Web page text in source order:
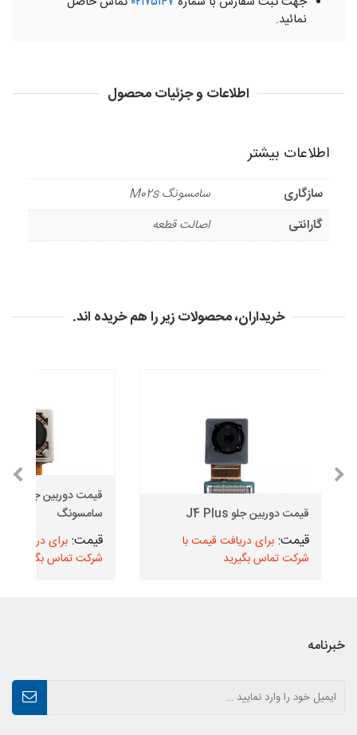
نمائید.
اطلاعات و جزئیات محصول
اطلاعات بیشتر
سازگاری
سامسونگ M02s
گارانتی
اصالت قطعه
خریداران، محصولات زیر را هم خریده اند.
قیمت دوربین جلو J4 Plus
برای دریافت قیمت با
شرکت تماس بگیرید
سامسونگ
برای دریافت
شرکت تماس بگیرید
خبرنامه